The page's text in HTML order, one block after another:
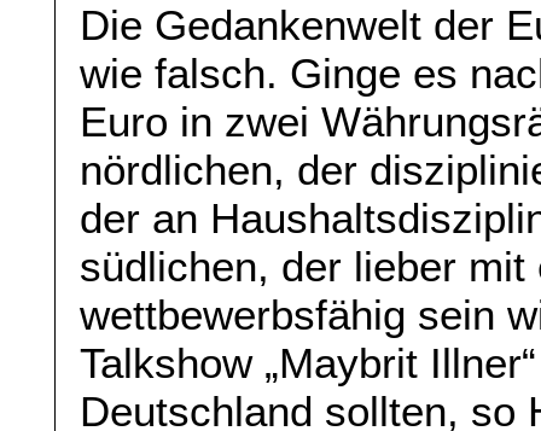
Die Gedankenwelt der
wie falsch. Ginge es
Euro in zwei
nördlichen, der
der an
südlichen, der lieber mit
wettbewerbsfähig sein
Talkshow „Maybrit
Deutschland sollten, so